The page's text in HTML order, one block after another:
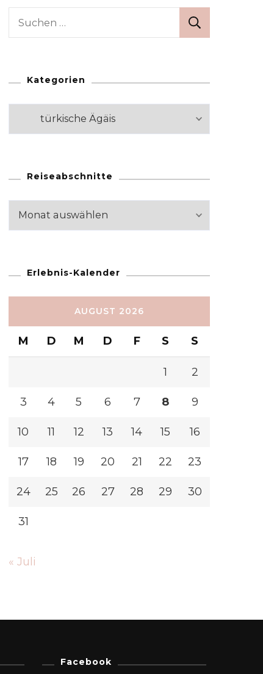
Suchen
Kategorien
Kategorien
Reiseabschnitte
Reiseabschnitte
Erlebnis-Kalender
AUGUST 2026
M D M D F S S
1 2
3 4 5 6 7 8 9
10 11 12 13 14 15 16
17 18 19 20 21 22 23
24 25 26 27 28 29 30
31
« Juli
Facebook